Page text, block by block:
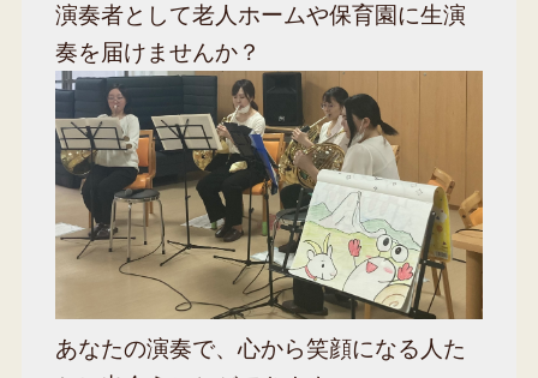
演奏者として老人ホームや保育園に生演
奏を届けませんか？
あなたの演奏で、心から笑顔になる人た